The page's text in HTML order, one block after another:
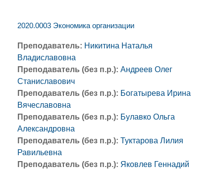
2020.0003 Экономика организации
Преподаватель: Никитина Наталья
Владиславовна
Преподаватель (без п.р.): Андреев Олег
Станиславович
Преподаватель (без п.р.): Богатырева Ирина
Вячеславовна
Преподаватель (без п.р.): Булавко Ольга
Александровна
Преподаватель (без п.р.): Туктарова Лилия
Равильевна
Преподаватель (без п.р.): Яковлев Геннадий